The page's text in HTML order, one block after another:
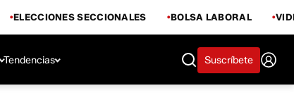
ELECCIONES SECCIONALES BOLSA LABORAL
Tendencias Suscríbete